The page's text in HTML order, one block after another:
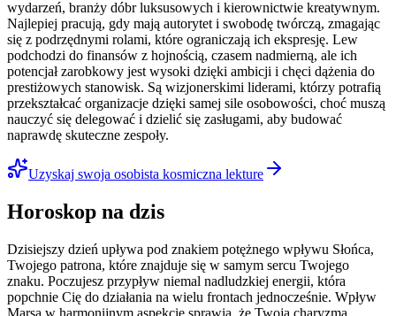
wydarzeń, branży dóbr luksusowych i kierownictwie kreatywnym.
Najlepiej pracują, gdy mają autorytet i swobodę twórczą, zmagając
się z podrzędnymi rolami, które ograniczają ich ekspresję. Lew
podchodzi do finansów z hojnością, czasem nadmierną, ale ich
potencjał zarobkowy jest wysoki dzięki ambicji i chęci dążenia do
prestiżowych stanowisk. Są wizjonerskimi liderami, którzy potrafią
przekształcać organizacje dzięki samej sile osobowości, choć muszą
nauczyć się delegować i dzielić się zasługami, aby budować
naprawdę skuteczne zespoły.
Uzyskaj swoja osobista kosmiczna lekture
Horoskop na dzis
Dzisiejszy dzień upływa pod znakiem potężnego wpływu Słońca,
Twojego patrona, które znajduje się w samym sercu Twojego
znaku. Poczujesz przypływ niemal nadludzkiej energii, która
popchnie Cię do działania na wielu frontach jednocześnie. Wpływ
Marsa w harmonijnym aspekcie sprawia, że Twoja charyzma